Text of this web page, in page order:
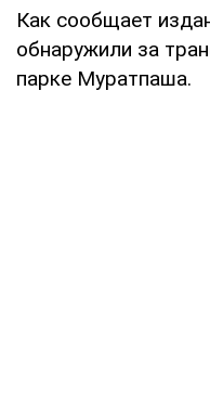
Как сообщает
обнаружили за
парке Муратпаша.